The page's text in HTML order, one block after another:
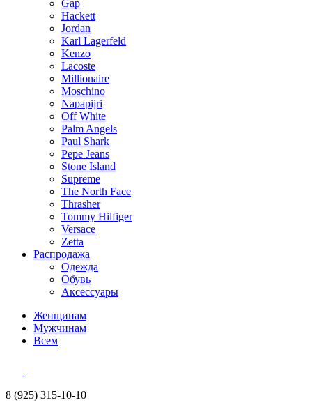
Gap
Hackett
Jordan
Karl Lagerfeld
Kenzo
Lacoste
Millionaire
Moschino
Napapijri
Off White
Palm Angels
Paul Shark
Pepe Jeans
Stone Island
Supreme
The North Face
Thrasher
Tommy Hilfiger
Versace
Zetta
Распродажа
Одежда
Обувь
Аксессуары
Женщинам
Мужчинам
Всем
8 (925) 315-10-10